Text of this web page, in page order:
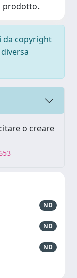
prodotto.
da copyright
o creare
ND
ND
ND